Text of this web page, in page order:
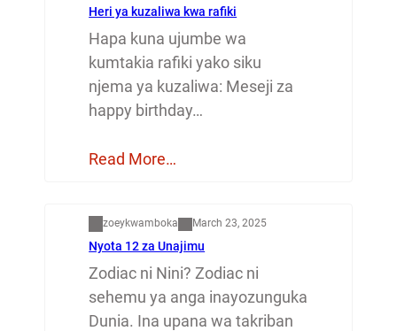
Heri ya kuzaliwa kwa rafiki
Hapa kuna ujumbe wa
kumtakia rafiki yako siku
njema ya kuzaliwa: Meseji za
happy birthday…
Read More…
zoeykwamboka March 23, 2025
Nyota 12 za Unajimu
Zodiac ni Nini? Zodiac ni
sehemu ya anga inayozunguka
Dunia. Ina upana wa takriban